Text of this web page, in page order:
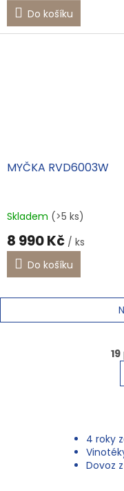
Do košíku
MYČKA RVD6003W
Skladem (>5 ks)
8 990 Kč / ks
Do košíku
19
4 roky
Dovoz